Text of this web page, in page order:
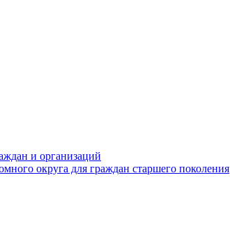
и организаций
округа для граждан старшего поколения